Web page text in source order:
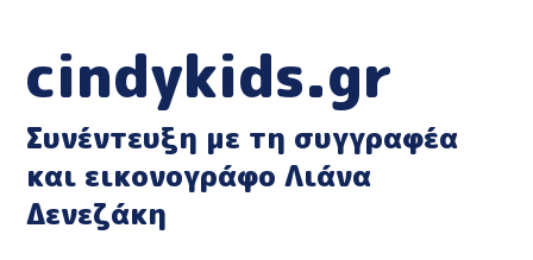
cindykids.gr
Συνέντευξη με τη συγγραφέα
και εικονογράφο Λιάνα
Δενεζάκη